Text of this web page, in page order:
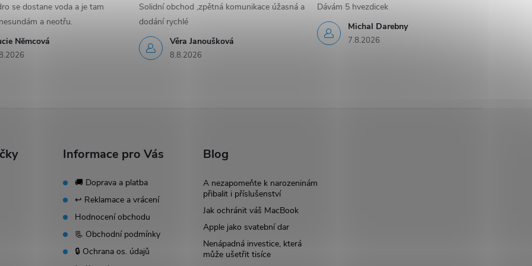
Nĕmcová
se dostane voda a je tam
a neotřu.
Věra Janoušková
8.8.2026
Solidní obchod ,zpětná komunikace úžasná a
dodání rychlé
Michal Darebny
7.8.2026
Dávám 5 hvezdicek
Informace pro Vás
🚚 Doprava a platba
↩️ Reklamace a vrácení
Hodnocení obchodu
📃 Obchodní podmínky
🔒 Ochrana os. údajů
Blog
A nezapomeňte k narozeninám
přibalit i příslušenství
Jak ochránit váš MacBook
Apple jako svatební dar
Nenápadná investice, která
může ušetřit tisíce